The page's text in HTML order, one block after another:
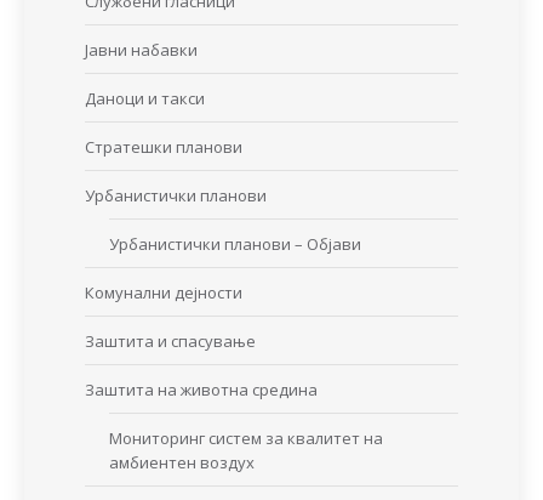
Јавни набавки
Даноци и такси
Стратешки планови
Урбанистички планови
Урбанистички планови – Објави
Комунални дејности
Заштита и спасување
Заштита на животна средина
Мониторинг систем за квалитет на
амбиентен воздух